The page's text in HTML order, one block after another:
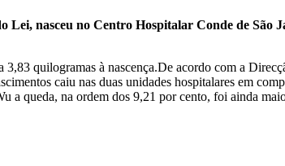
nasceu no Centro Hospitalar Conde de São
quilogramas à nascença.De acordo com a
caiu nas duas unidades hospitalares em
a queda, na ordem dos 9,21 por cento, foi ainda